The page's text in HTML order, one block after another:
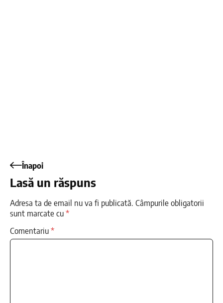
Înapoi
Lasă un răspuns
Adresa ta de email nu va fi publicată. Câmpurile obligatorii
sunt marcate cu*
Comentariu*